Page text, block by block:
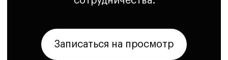
Четырехкомнатная квартира открывает
широкие возможности для реализации
сложных и интересных планировочных
решений. В отличие от малогабаритного